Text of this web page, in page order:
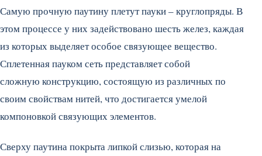
Самую прочную паутину плетут пауки – круглопряды. В
этом процессе у них задействовано шесть желез, каждая
из которых выделяет особое связующее вещество.
Сплетенная пауком сеть представляет собой
сложную конструкцию, состоящую из различных по
своим свойствам нитей, что достигается умелой
компоновкой связующих элементов.
Сверху паутина покрыта липкой слизью, которая на